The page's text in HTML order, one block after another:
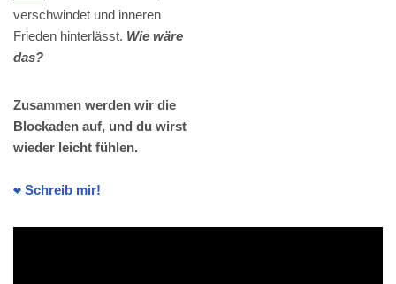
verschwindet und inneren
Frieden hinterlässt. Wie wäre
das?
Zusammen werden wir die
Blockaden auf, und du wirst
wieder leicht fühlen.
❤️ Schreib mir!